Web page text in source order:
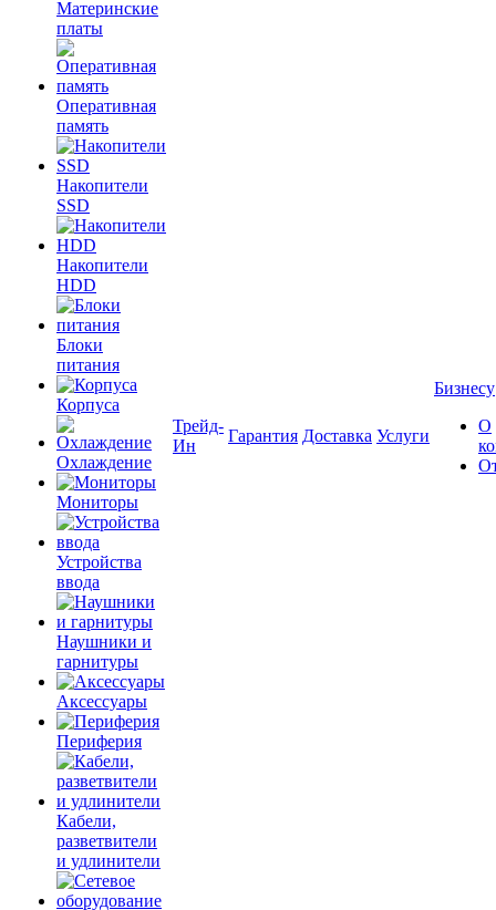
Материнские
платы
Оперативная
память
Накопители
SSD
Накопители
HDD
Блоки
питания
Корпуса
Охлаждение
Мониторы
Устройства
ввода
Наушники и
гарнитуры
Аксессуары
Периферия
Кабели,
разветвители
и удлинители
Трейд-
Ин
Гарантия Доставка Услуги
Бизнесу
О